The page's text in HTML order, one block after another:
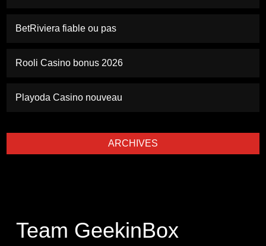
BetRiviera fiable ou pas
Rooli Casino bonus 2026
Playoda Casino nouveau
ARCHIVES
Team GeekinBox